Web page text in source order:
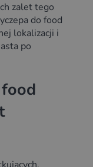
zalet tego
do food
lokalizacji i
po